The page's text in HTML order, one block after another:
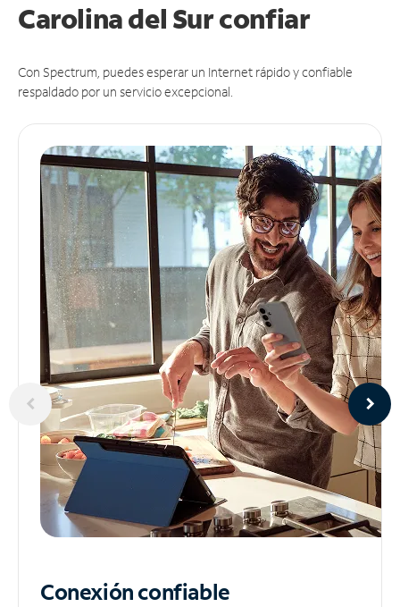
Carolina del Surconfiar
Con Spectrum, puedes esperar un Internet rápido y confiable
respaldado por un servicio excepcional.
Conexión confiable